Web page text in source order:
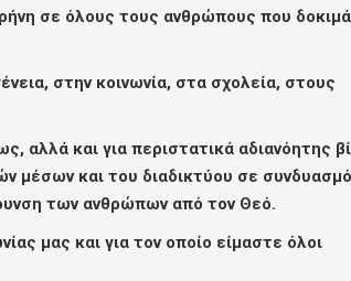
σε όλους τους ανθρώπους που
στην κοινωνία, στα σχολεία, στους
αλλά και για περιστατικά αδιανόητης
μέσων και του διαδικτύου σε
των ανθρώπων από τον Θεό.
μας και για τον οποίο είμαστε όλοι